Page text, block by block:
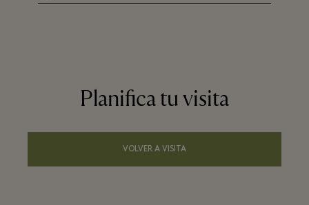
Planifica tu visita
VOLVER A VISITA